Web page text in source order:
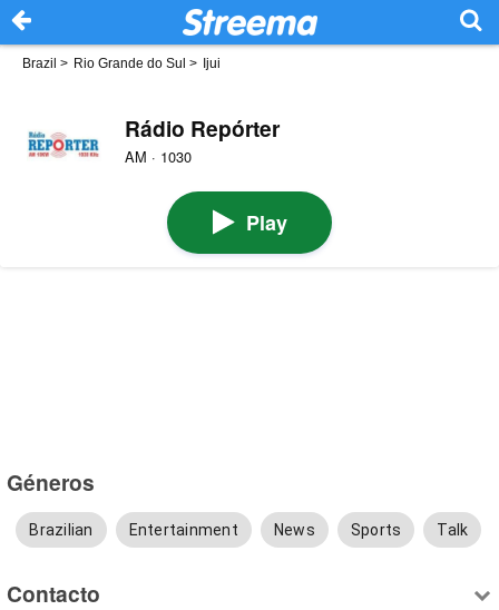
Brazil > Rio Grande do Sul > Ijui
Rádio Repórter
AM · 1030
Play
Géneros
Brazilian Entertainment News Sports Talk
Contacto